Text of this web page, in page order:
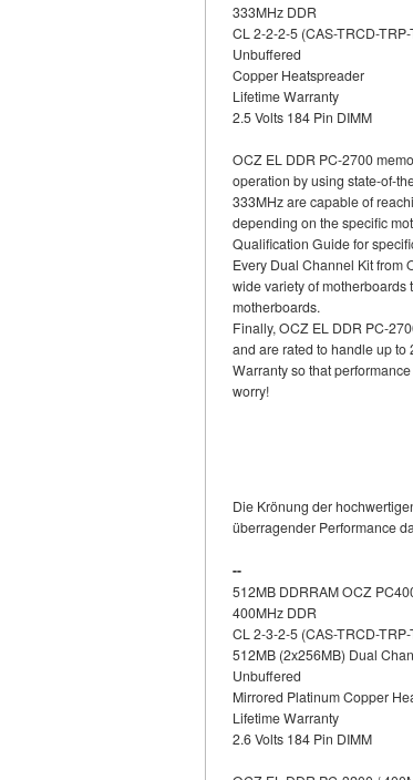
333MHz DDR
CL 2-2-2-5 (CAS-TRCD-
Unbuffered
Copper Heatspreader
Lifetime Warranty
2.5 Volts 184 Pin DIMM
OCZ EL DDR PC-2700
operation by using state-of-
333MHz are capable of
depending on the specific
Qualification Guide for
Every Dual Channel Kit from
wide variety of
motherboards.
Finally, OCZ EL DDR PC-
and are rated to handle up
Warranty so that
worry!
Die Krönung der
überragender Performance
--
512MB DDRRAM OCZ
400MHz DDR
CL 2-3-2-5 (CAS-TRCD-
512MB (2x256MB) Dual
Unbuffered
Mirrored Platinum Copper
Lifetime Warranty
2.6 Volts 184 Pin DIMM